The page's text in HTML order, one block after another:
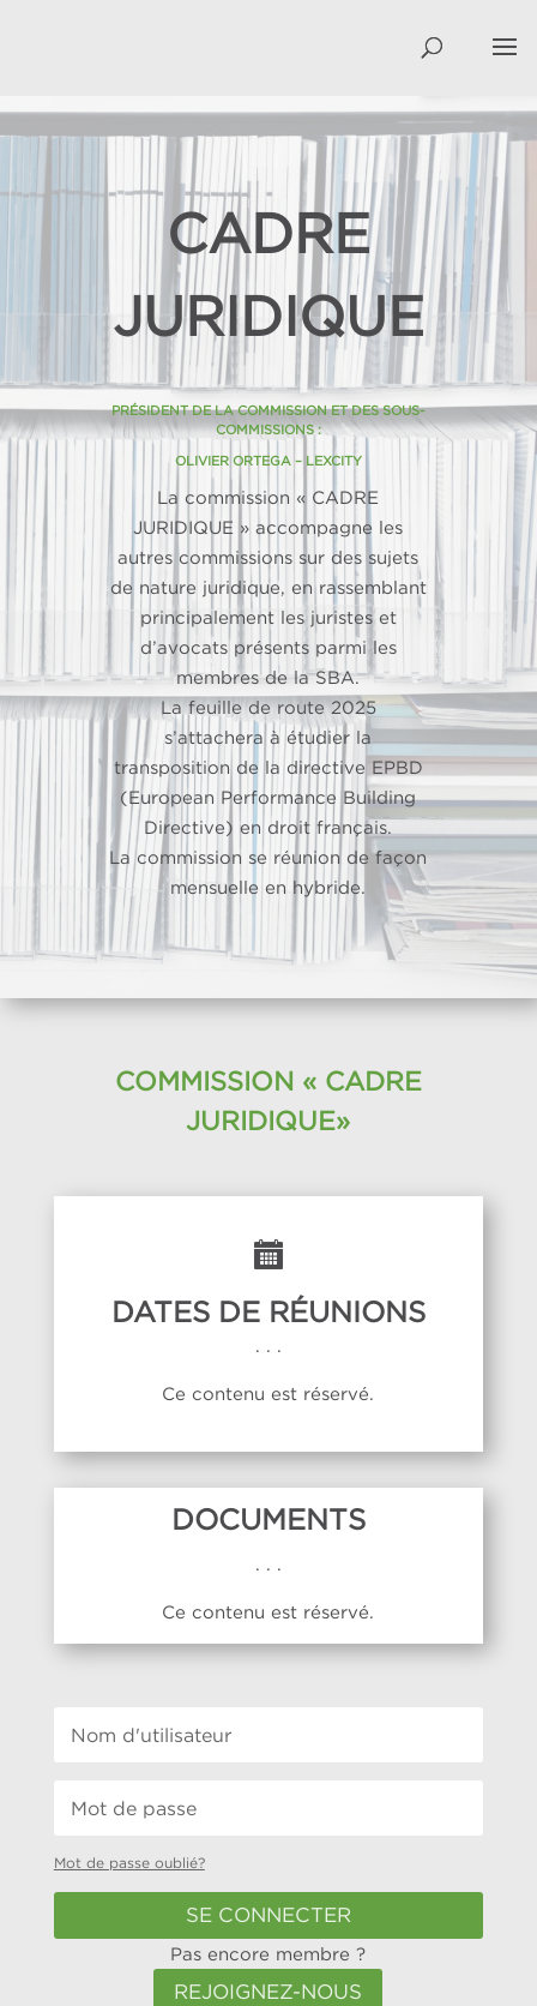
CADRE
JURIDIQUE
PRÉSIDENT DE LA COMMISSION ET DES SOUS-
COMMISSIONS :
OLIVIER ORTEGA – LEXCITY
La commission « CADRE
JURIDIQUE » accompagne les
autres commissions sur des sujets
de nature juridique, en rassemblant
principalement les juristes et
d’avocats présents parmi les
membres de la SBA.
La feuille de route 2025
s’attachera à étudier la
transposition de la directive EPBD
(European Performance Building
Directive) en droit français.
La commission se réunion de façon
mensuelle en hybride.
COMMISSION « CADRE
JURIDIQUE»
DATES DE RÉUNIONS
Ce contenu est réservé.
DOCUMENTS
Ce contenu est réservé.
Mot de passe oublié?
SE CONNECTER
Pas encore membre ?
REJOIGNEZ-NOUS